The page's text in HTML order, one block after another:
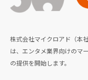
株式会社マイクロアド（本
は、エンタメ業界向けのマ
の提供を開始します。